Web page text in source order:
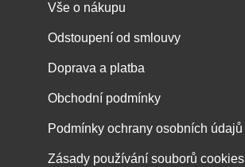
Vše o nákupu
Odstoupení od smlouvy
Doprava a platba
Obchodní podmínky
Podmínky ochrany osobních údajů
Zásady používání souborů cookies